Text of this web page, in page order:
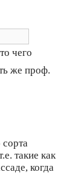
чего
же проф.
такие как
когда